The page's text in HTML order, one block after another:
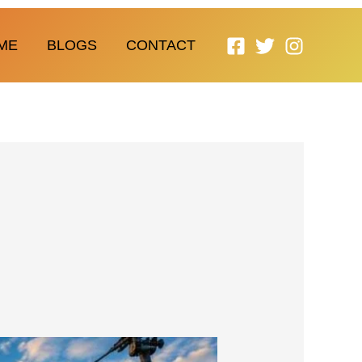
BLOGS CONTACT